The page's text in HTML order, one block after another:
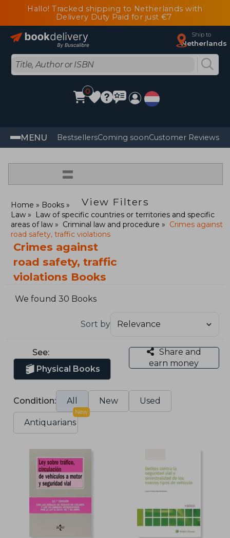
Hallo! Tracked shipping to Netherlands with
Delivery Duty Paid for just €7
Ship to
Netherlands
0
MENU BestsellersComing soonCustomer Reviews
=
View Filters
Home
Books
Law
Law of specific countries or territories and specific
areas of law
Criminal law and procedure
Crimes against
road safety, traffic violations
Crimes against
road safety, traffic
violations Books
We found 30 Books
Sort by
See:
Physical Books
Share and
earn money
Condition: All New Used
Antiquarians
New